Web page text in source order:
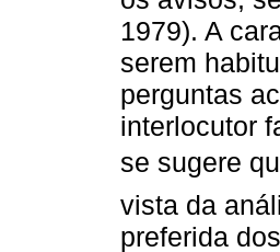
1979). A
serem
perguntas
interlocutor
se sugere
vista da
preferida